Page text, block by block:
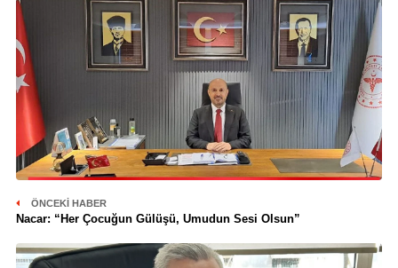
ÖNCEKI HABER
Nacar: “Her Çocuğun Gülüşü, Umudun Sesi Olsun”